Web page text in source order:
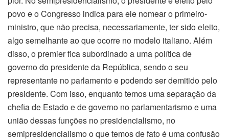
povo e o Congresso indica para ele nomear o primeiro-
ministro, que não precisa, necessariamente, ter sido eleito,
algo semelhante ao que ocorre no modelo italiano. Além
disso, o premier fica subordinado a uma política de
governo do presidente da República, sendo o seu
representante no parlamento e podendo ser demitido pelo
presidente. Com isso, enquanto temos uma separação da
chefia de Estado e de governo no parlamentarismo e uma
união dessas funções no presidencialismo, no
semipresidencialismo o que temos de fato é uma confusão